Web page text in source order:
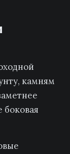
камням
боковая